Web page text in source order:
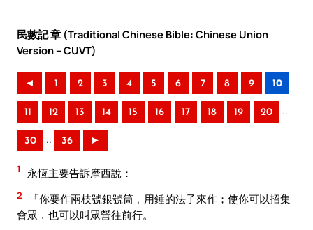
民數記 章 (Traditional Chinese Bible: Chinese Union
Version – CUVT)
◄ 1 2 3 4 5 6 7 8 9 10
11 12 13 14 15 16 17 18 19 20 ..
30 .. 36 ►
1 永恆主要告訴摩西說：
2
「你要作兩枝號銀號筒﹐用錘的法子來作；使你可以招集
會眾﹐也可以叫眾營往前行。